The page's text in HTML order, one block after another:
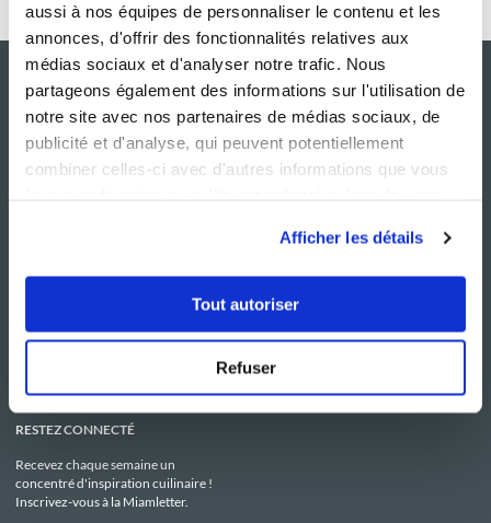
aussi à nos équipes de personnaliser le contenu et les
annonces, d'offrir des fonctionnalités relatives aux
médias sociaux et d'analyser notre trafic. Nous
partageons également des informations sur l'utilisation de
notre site avec nos partenaires de médias sociaux, de
publicité et d'analyse, qui peuvent potentiellement
combiner celles-ci avec d'autres informations que vous
Afficher les détails
Tout autoriser
Refuser
Le Mag'
Boutique
C.G.U
Politique de confidentialité
Utilisation des Cookies
RESTEZ CONNECTÉ
Recevez chaque semaine un
concentré d'inspiration cuilinaire !
Inscrivez-vous à la Miamletter.